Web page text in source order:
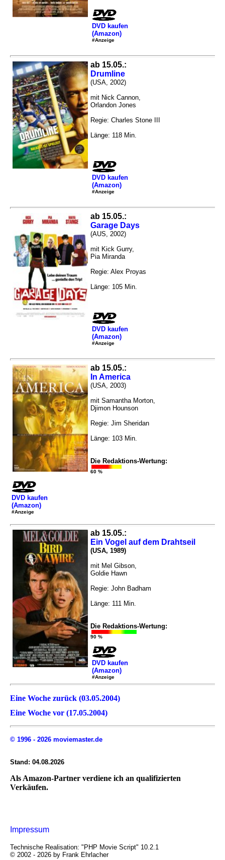
DVD kaufen
(Amazon)
#Anzeige
ab 15.05.:
Drumline
(USA, 2002)
mit Nick Cannon,
Orlandon Jones
Regie: Charles Stone III
Länge: 118 Min.
DVD kaufen
(Amazon)
#Anzeige
ab 15.05.:
Garage Days
(AUS, 2002)
mit Kick Gurry,
Pia Miranda
Regie: Alex Proyas
Länge: 105 Min.
DVD kaufen
(Amazon)
#Anzeige
ab 15.05.:
In America
(USA, 2003)
mit Samantha Morton,
Djimon Hounson
Regie: Jim Sheridan
Länge: 103 Min.
Die Redaktions-Wertung:
60 %
DVD kaufen
(Amazon)
#Anzeige
ab 15.05.:
Ein Vogel auf dem Drahtseil
(USA, 1989)
mit Mel Gibson,
Goldie Hawn
Regie: John Badham
Länge: 111 Min.
Die Redaktions-Wertung:
90 %
DVD kaufen
(Amazon)
#Anzeige
Eine Woche zurück (03.05.2004)
Eine Woche vor (17.05.2004)
© 1996 - 2026 moviemaster.de
Stand: 04.08.2026
Als Amazon-Partner verdiene ich an qualifizierten
Verkäufen.
Impressum
Technische Realisation: "PHP Movie Script" 10.2.1
© 2002 - 2026 by Frank Ehrlacher